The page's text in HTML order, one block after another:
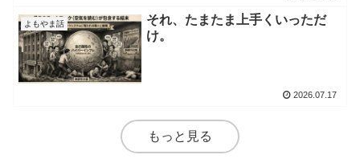
よもやま話
それ、たまたま上手くいっただ
け。
2026.07.17
もっと見る